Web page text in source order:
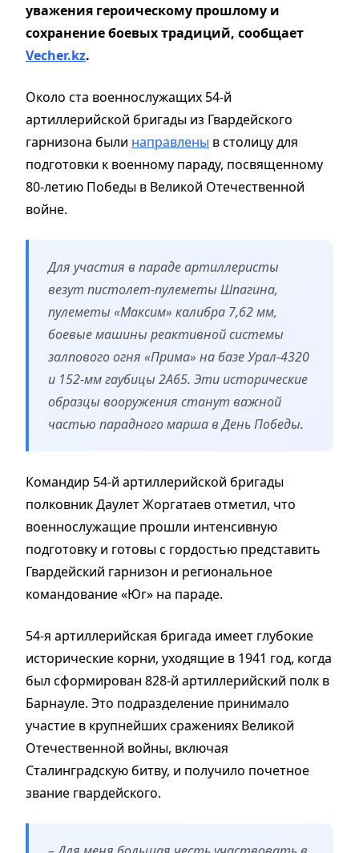
уважения героическому прошлому и
сохранение боевых традиций, сообщает
Vecher.kz.
Около ста военнослужащих 54-й
артиллерийской бригады из Гвардейского
гарнизона были направлены в столицу для
подготовки к военному параду, посвященному
80-летию Победы в Великой Отечественной
войне.
Для участия в параде артиллеристы
везут пистолет-пулеметы Шпагина,
пулеметы «Максим» калибра 7,62 мм,
боевые машины реактивной системы
залпового огня «Прима» на базе Урал-4320
и 152-мм гаубицы 2А65. Эти исторические
образцы вооружения станут важной
частью парадного марша в День Победы.
Командир 54-й артиллерийской бригады
полковник Даулет Жоргатаев отметил, что
военнослужащие прошли интенсивную
подготовку и готовы с гордостью представить
Гвардейский гарнизон и региональное
командование «Юг» на параде.
54-я артиллерийская бригада имеет глубокие
исторические корни, уходящие в 1941 год, когда
был сформирован 828-й артиллерийский полк в
Барнауле. Это подразделение принимало
участие в крупнейших сражениях Великой
Отечественной войны, включая
Сталинградскую битву, и получило почетное
звание гвардейского.